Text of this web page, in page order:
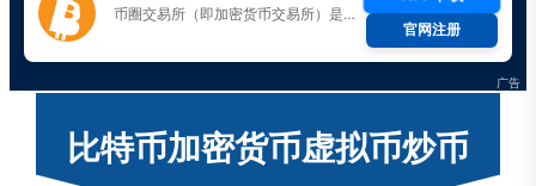
比特币加密货币虚拟币炒币